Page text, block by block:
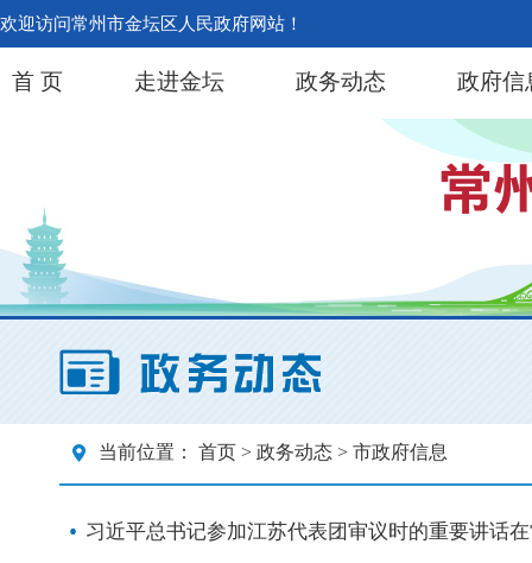
欢迎访问常州市金坛区人民政府网站！
首 页 走进金坛 政务动态 政府信
当前位置： 首页 > 政务动态 > 市政府信息
习近平总书记参加江苏代表团审议时的重要讲话